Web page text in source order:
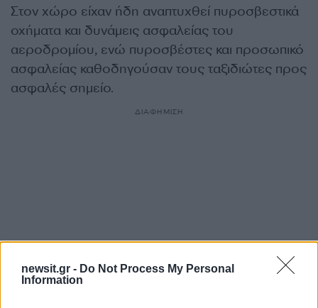
newsit.gr - Do Not Process My Personal
Information
Στον χώρο είχαν ήδη αναπτυχθεί πυροσβεστικά
οχήματα και δυνάμεις ασφαλείας του
αεροδρομίου, ενώ πυροσβέστες και προσωπικό
ασφαλείας καθοδηγούσαν τους ταξιδιώτες προς
ασφαλές σημείο.
ΔΙΑΦΗΜΙΣΗ